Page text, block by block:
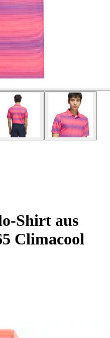
Shirt aus
Climacool